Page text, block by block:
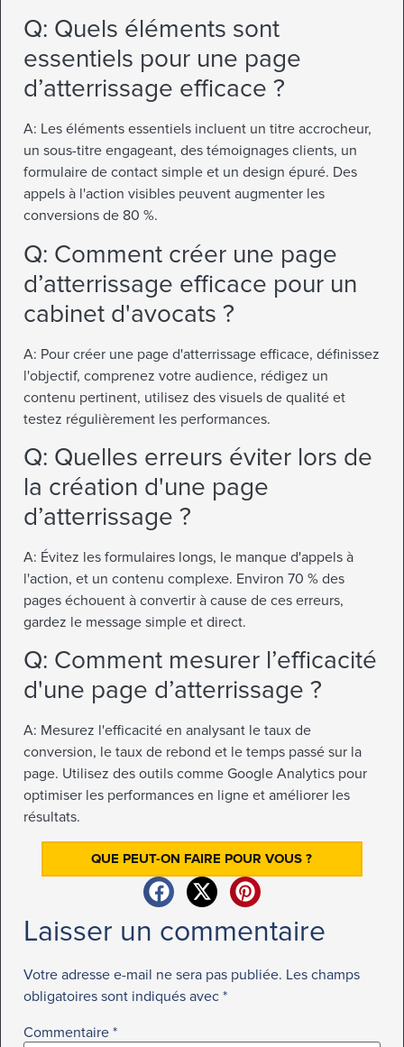
Q: Quels éléments sont
essentiels pour une page
d’atterrissage efficace ?
A: Les éléments essentiels incluent un titre accrocheur,
un sous-titre engageant, des témoignages clients, un
formulaire de contact simple et un design épuré. Des
appels à l'action visibles peuvent augmenter les
conversions de 80 %.
Q: Comment créer une page
d’atterrissage efficace pour un
cabinet d'avocats ?
A: Pour créer une page d'atterrissage efficace, définissez
l'objectif, comprenez votre audience, rédigez un
contenu pertinent, utilisez des visuels de qualité et
testez régulièrement les performances.
Q: Quelles erreurs éviter lors de
la création d'une page
d’atterrissage ?
A: Évitez les formulaires longs, le manque d'appels à
l'action, et un contenu complexe. Environ 70 % des
pages échouent à convertir à cause de ces erreurs,
gardez le message simple et direct.
Q: Comment mesurer l’efficacité
d'une page d’atterrissage ?
A: Mesurez l'efficacité en analysant le taux de
conversion, le taux de rebond et le temps passé sur la
page. Utilisez des outils comme Google Analytics pour
optimiser les performances en ligne et améliorer les
résultats.
QUE PEUT-ON FAIRE POUR VOUS ?
Laisser un commentaire
Votre adresse e-mail ne sera pas publiée. Les champs
obligatoires sont indiqués avec *
Commentaire *